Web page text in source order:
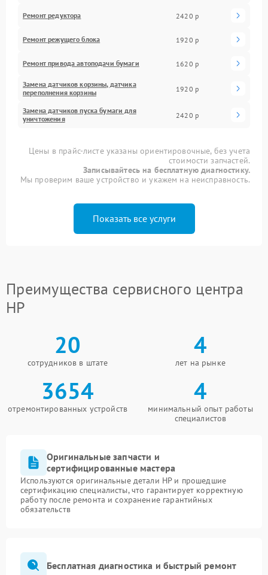
Ремонт редуктора 2420 р
Ремонт режущего блока 1920 р
Ремонт привода автоподачи бумаги 1620 р
Замена датчиков корзины, датчика
переполнения корзины
1920 р
Замена датчиков пуска бумаги для
уничтожения
2420 р
Цены в прайс-листе указаны ориентировочные, без учета
стоимости запчастей.
Записывайтесь на бесплатную диагностику.
Мы проверим ваше устройство и укажем на неисправность.
Показать все услуги
Преимущества сервисного центра
HP
20
сотрудников в штате
4
лет на рынке
3654
отремонтированных устройств
4
минимальный опыт работы
специалистов
Оригинальные запчасти и
сертифицированные мастера
Используются оригинальные детали HP и прошедшие
сертификацию специалисты, что гарантирует корректную
работу после ремонта и сохранение гарантийных
обязательств
Бесплатная диагностика и быстрый ремонт